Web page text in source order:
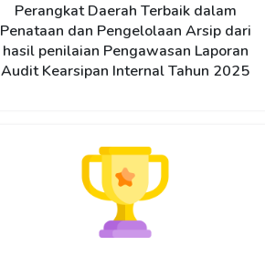
Perangkat Daerah Terbaik dalam
Penataan dan Pengelolaan Arsip dari
hasil penilaian Pengawasan Laporan
Audit Kearsipan Internal Tahun 2025